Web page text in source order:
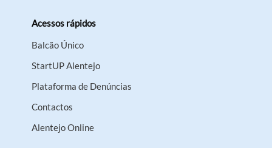
Acessos rápidos
Balcão Único
StartUP Alentejo
Plataforma de Denúncias
Contactos
Alentejo Online